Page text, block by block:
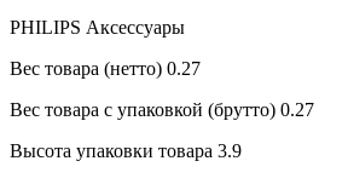
PHILIPS Аксессуары
Вес товара (нетто) 0.27
Вес товара с упаковкой (брутто) 0.27
Высота упаковки товара 3.9